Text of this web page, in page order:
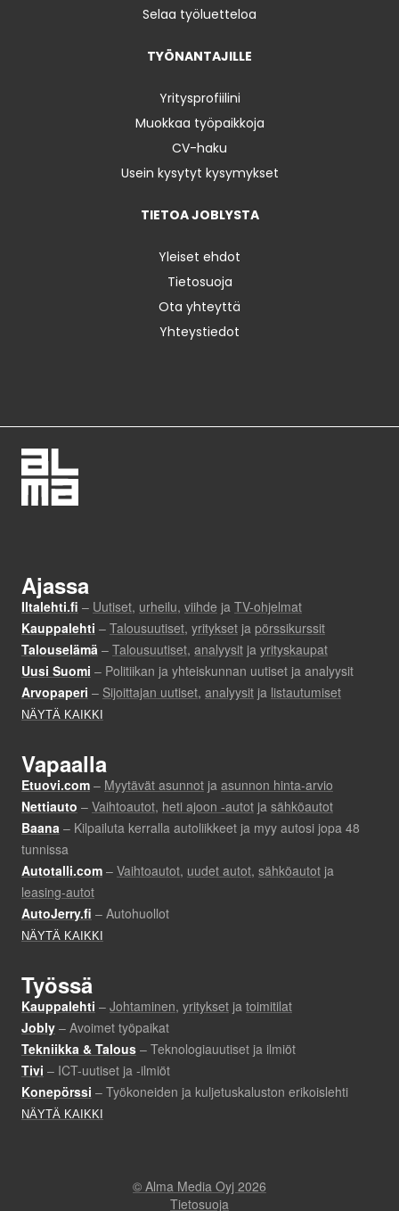
Selaa työluetteloa
TYÖNANTAJILLE
Yritysprofiilini
Muokkaa työpaikkoja
CV-haku
Usein kysytyt kysymykset
TIETOA JOBLYSTA
Yleiset ehdot
Tietosuoja
Ota yhteyttä
Yhteystiedot